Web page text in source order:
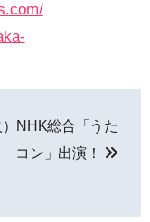
NHK総合「うた
コン」出演！